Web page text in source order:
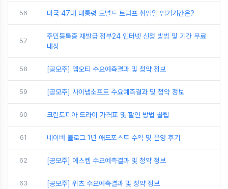
56 미국 47대 대통령 도널드 트럼프 취임일 임기기간은?
57
주민등록증 재발급 정부24 인터넷 신청 방법 및 기간 무료
대상
58 [공모주] 엠오티 수요예측결과 및 청약 정보
59 [공모주] 사이냅소프트 수요예측결과 및 청약 정보
60 크린토피아 드라이 가격표 및 할인 방법 꿀팁
61 네이버 블로그 1년 애드포스트 수익 및 운영 후기
62 [공모주] 에스켐 수요예측결과 및 청약 정보
63 [공모주] 위츠 수요예측결과 및 청약 정보